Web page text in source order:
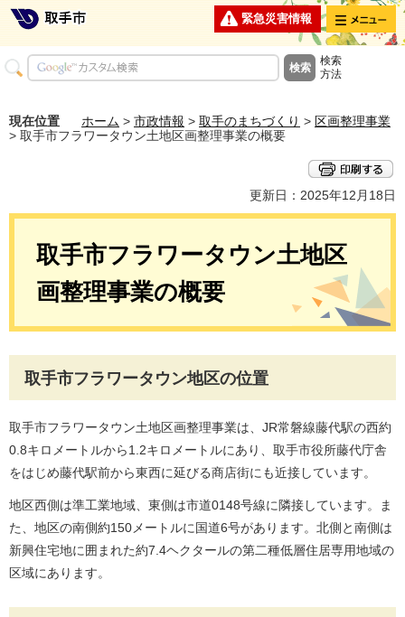
緊急災害情報 メニュー
検索
方法
現在位置 ホーム > 市政情報 > 取手のまちづくり > 区画整理事業
> 取手市フラワータウン土地区画整理事業の概要
更新日：2025年12月18日
取手市フラワータウン土地区
画整理事業の概要
取手市フラワータウン地区の位置
取手市フラワータウン土地区画整理事業は、JR常磐線藤代駅の西約
0.8キロメートルから1.2キロメートルにあり、取手市役所藤代庁舎
をはじめ藤代駅前から東西に延びる商店街にも近接しています。
地区西側は準工業地域、東側は市道0148号線に隣接しています。ま
た、地区の南側約150メートルに国道6号があります。北側と南側は
新興住宅地に囲まれた約7.4ヘクタールの第二種低層住居専用地域の
区域にあります。